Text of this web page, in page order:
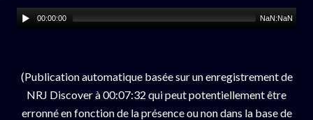
00:00:00 NaN:NaN
(Publication automatique basée sur un enregistrement de
NRJ Discover à 00:07:32 qui peut potentiellement être
erronné en fonction de la présence ou non dans la base de